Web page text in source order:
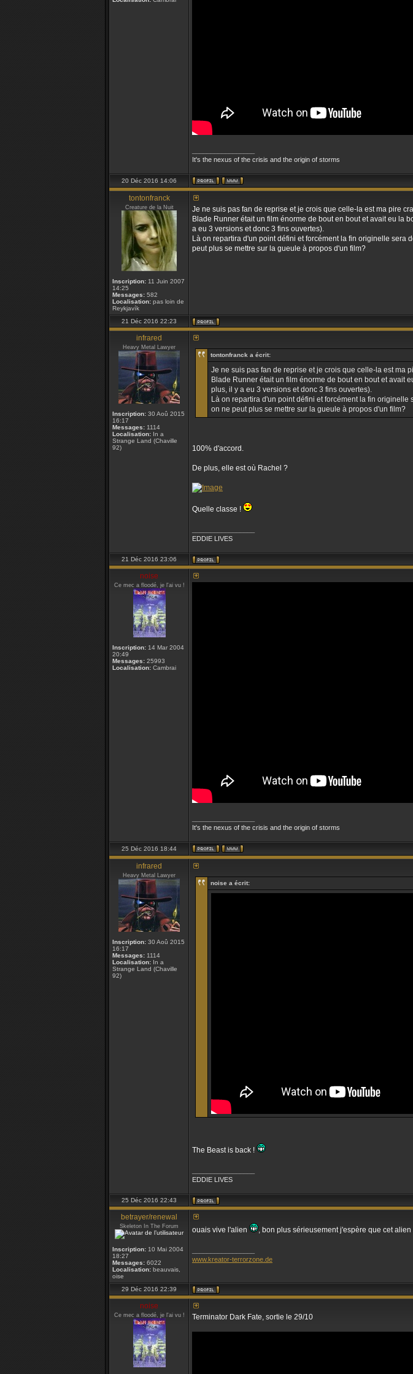
It's the nexus of the crisis and the origin of storms
20 Déc 2016 14:06
tontonfranck
Creature de la Nuit
Inscription: 11 Juin 2007
14:25
Messages: 582
Localisation: pas loin de
Reykjavík
Je ne suis pas fan de reprise et je crois que celle-la est ma pire
Blade Runner était un film énorme de bout en bout et avait eu la
a eu 3 versions et donc 3 fins ouvertes).
Là on repartira d'un point défini et forcément la fin originelle
peut plus se mettre sur la gueule à propos d'un film?
21 Déc 2016 22:23
infrared
Heavy Metal Lawyer
Inscription: 30 Aoû 2015
16:17
Messages: 1114
Localisation: In a
Strange Land (Chaville
92)
tontonfranck a écrit:
Je ne suis pas fan de reprise et je crois que celle-la est ma
Blade Runner était un film énorme de bout en bout et avait
plus, il y a eu 3 versions et donc 3 fins ouvertes).
Là on repartira d'un point défini et forcément la fin
on ne peut plus se mettre sur la gueule à propos d'un film?
100% d'accord.
De plus, elle est où Rachel ?
Quelle classe !
EDDIE LIVES
21 Déc 2016 23:06
noise
Ce mec a floodé, je l'ai vu !
Inscription: 14 Mar 2004
20:49
Messages: 25993
Localisation: Cambrai
It's the nexus of the crisis and the origin of storms
25 Déc 2016 18:44
infrared
Heavy Metal Lawyer
Inscription: 30 Aoû 2015
16:17
Messages: 1114
Localisation: In a
Strange Land (Chaville
92)
noise a écrit:
The Beast is back !
EDDIE LIVES
25 Déc 2016 22:43
betrayer/renewal
Skeleton In The Forum
Inscription: 10 Mai 2004
18:27
Messages: 6022
Localisation: beauvais,
oise
ouais vive l'alien , bon plus sérieusement j'espère que cet
www.kreator-terrorzone.de
29 Déc 2016 22:39
noise
Ce mec a floodé, je l'ai vu ! Terminator Dark Fate, sortie le 29/10